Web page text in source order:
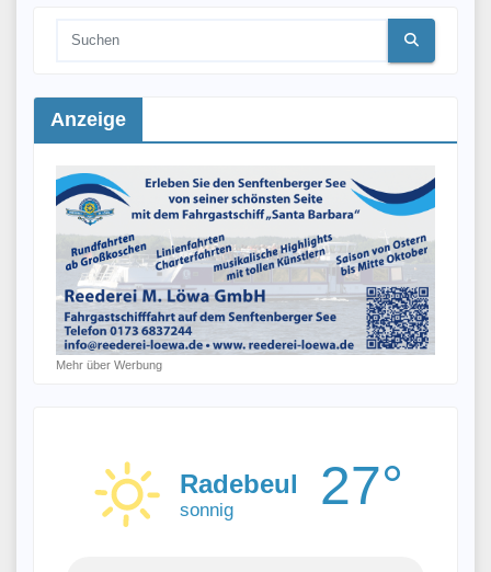
Anzeige
Mehr über Werbung
Radebeul
sonnig 27°